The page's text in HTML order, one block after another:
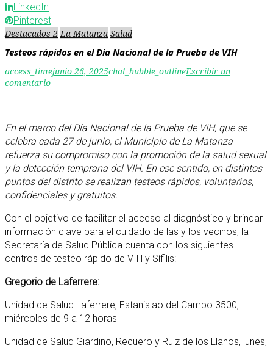
LinkedIn
Pinterest
Destacados 2 La Matanza Salud
Testeos rápidos en el Día Nacional de la Prueba de VIH
access_timejunio 26, 2025chat_bubble_outlineEscribir un
comentario
En el marco del Día Nacional de la Prueba de VIH, que se
celebra cada 27 de junio, el Municipio de La Matanza
refuerza su compromiso con la promoción de la salud sexual
y la detección temprana del VIH. En ese sentido, en distintos
puntos del distrito se realizan testeos rápidos, voluntarios,
confidenciales y gratuitos.
Con el objetivo de facilitar el acceso al diagnóstico y brindar
información clave para el cuidado de las y los vecinos, la
Secretaría de Salud Pública cuenta con los siguientes
centros de testeo rápido de VIH y Sífilis:
Gregorio de Laferrere:
Unidad de Salud Laferrere, Estanislao del Campo 3500,
miércoles de 9 a 12 horas
Unidad de Salud Giardino, Recuero y Ruiz de los Llanos, lunes,